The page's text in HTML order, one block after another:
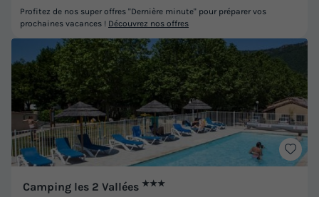
Camping les 2 Vallées ★★★
Profitez de nos super offres "Dernière minute" pour préparer vos
prochaines vacances ! Découvrez nos offres